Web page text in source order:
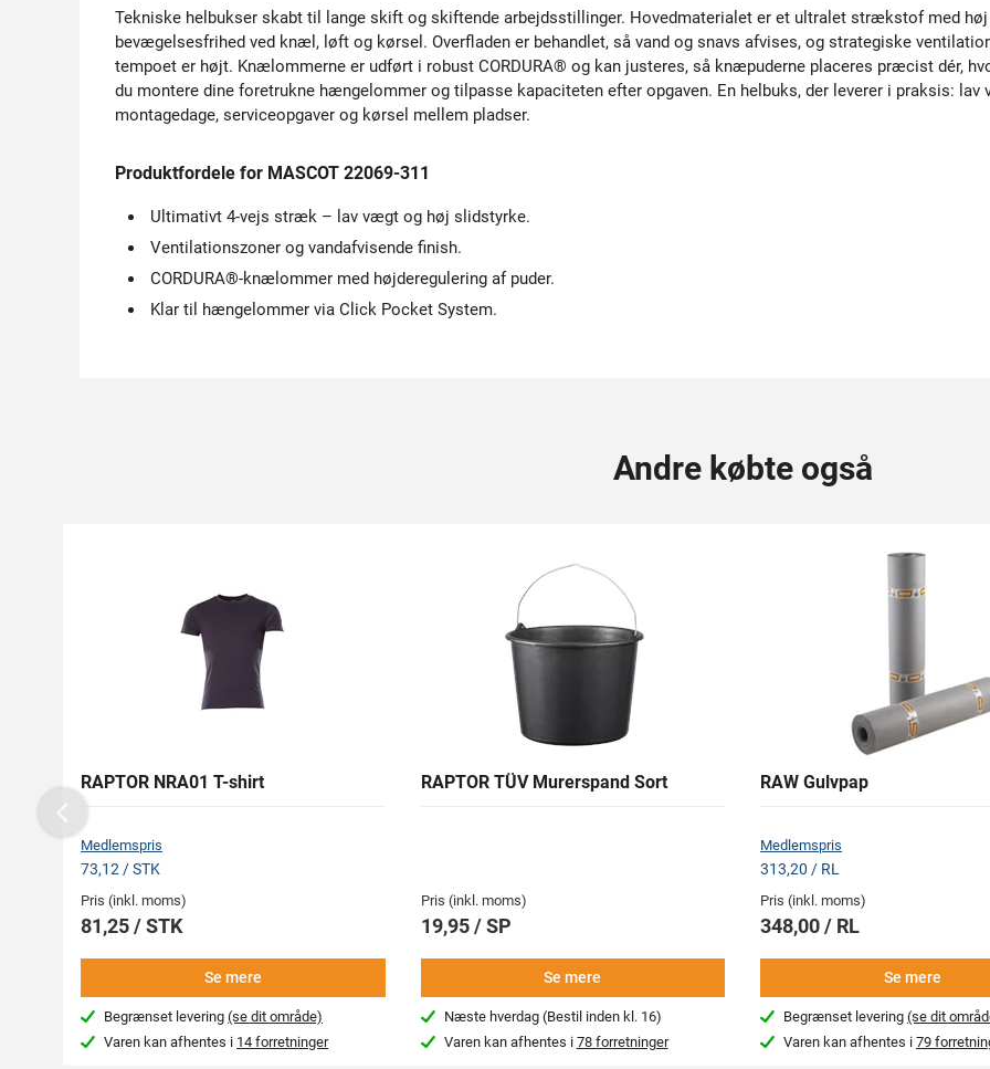
Tekniske helbukser skabt til lange skift og skiftende arbejdsstillinger. Hovedmaterialet er et ultralet strækstof med høj
bevægelsesfrihed ved knæl, løft og kørsel. Overfladen er behandlet, så vand og snavs afvises, og strategiske
tempoet er højt. Knælommerne er udført i robust CORDURA® og kan justeres, så knæpuderne placeres præcist dér,
du montere dine foretrukne hængelommer og tilpasse kapaciteten efter opgaven. En helbuks, der leverer i praksis:
montagedage, serviceopgaver og kørsel mellem pladser.
Produktfordele for MASCOT 22069-311
Ultimativt 4-vejs stræk – lav vægt og høj slidstyrke.
Ventilationszoner og vandafvisende finish.
CORDURA®-knælommer med højderegulering af puder.
Klar til hængelommer via Click Pocket System.
Andre købte også
RAPTOR NRA01 T-shirt
Medlemspris
73,12 / STK
Pris (inkl. moms)
81,25 / STK
Se mere
Begrænset levering(se dit område)
Varen kan afhentes i 14 forretninger
RAPTOR TÜV Murerspand Sort
Pris (inkl. moms)
19,95 / SP
Se mere
Næste hverdag (Bestil inden kl. 16)
Varen kan afhentes i 78 forretninger
RAW Gulvpap
Medlemspris
313,20 / RL
Pris (inkl. moms)
348,00 / RL
Se mere
Begrænset levering(se dit
Varen kan afhentes i79
Previous